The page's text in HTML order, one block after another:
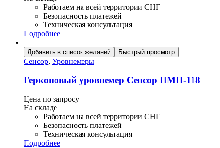
Работаем на всей территории СНГ
Безопасность платежей
Техническая консультация
Подробнее
Добавить в список желаний Быстрый просмотр
Сенсор, Уровнемеры
Герконовый уровнемер Сенсор ПМП-118
Цена по запросу
На складе
Работаем на всей территории СНГ
Безопасность платежей
Техническая консультация
Подробнее